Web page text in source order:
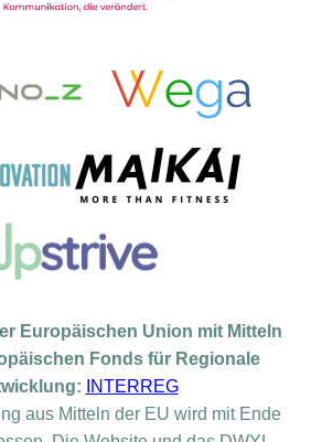
Europäischen Union mit Mitteln
Fonds für Regionale
INTERREG
aus Mitteln der EU wird mit Ende